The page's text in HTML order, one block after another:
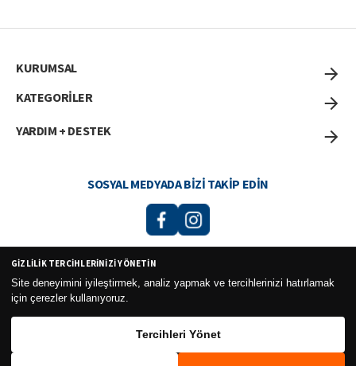
KURUMSAL
KATEGORİLER
YARDIM + DESTEK
SOSYAL MEDYADA BIZI TAKIP EDIN
Curesel Turizm Ticaret Limited Şirketi 2026 ©
GIZLILIK TERCIHLERINIZI YÖNETIN
Site deneyimini iyileştirmek, analiz yapmak ve tercihlerinizi hatırlamak
için çerezler kullanıyoruz.
Tercihleri Yönet